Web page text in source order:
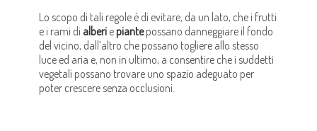
Lo scopo di tali regole è di evitare, da un lato, che i frutti
e i rami di alberi e piantepossano danneggiare il fondo
del vicino, dall’altro che possano togliere allo stesso
luce ed aria e, non in ultimo, a consentire che i suddetti
vegetali possano trovare uno spazio adeguato per
poter crescere senza occlusioni.